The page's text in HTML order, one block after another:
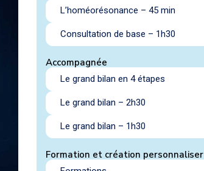
L’homéorésonance – 45 min
Consultation de base – 1h30
Accompagnée
Le grand bilan en 4 étapes
Le grand bilan – 2h30
Le grand bilan – 1h30
Formation et création personnaliser